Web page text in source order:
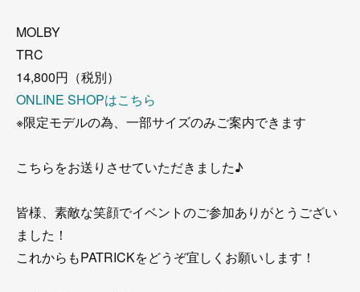
MOLBY
TRC
14,800円（税別）
ONLINE SHOPはこちら
※限定モデルの為、一部サイズのみご案内できます
こちらをお送りさせていただきました♪
皆様、素敵な笑顔でイベントのご参加ありがとうござい
ました！
これからもPATRICKをどうぞ宜しくお願いします！